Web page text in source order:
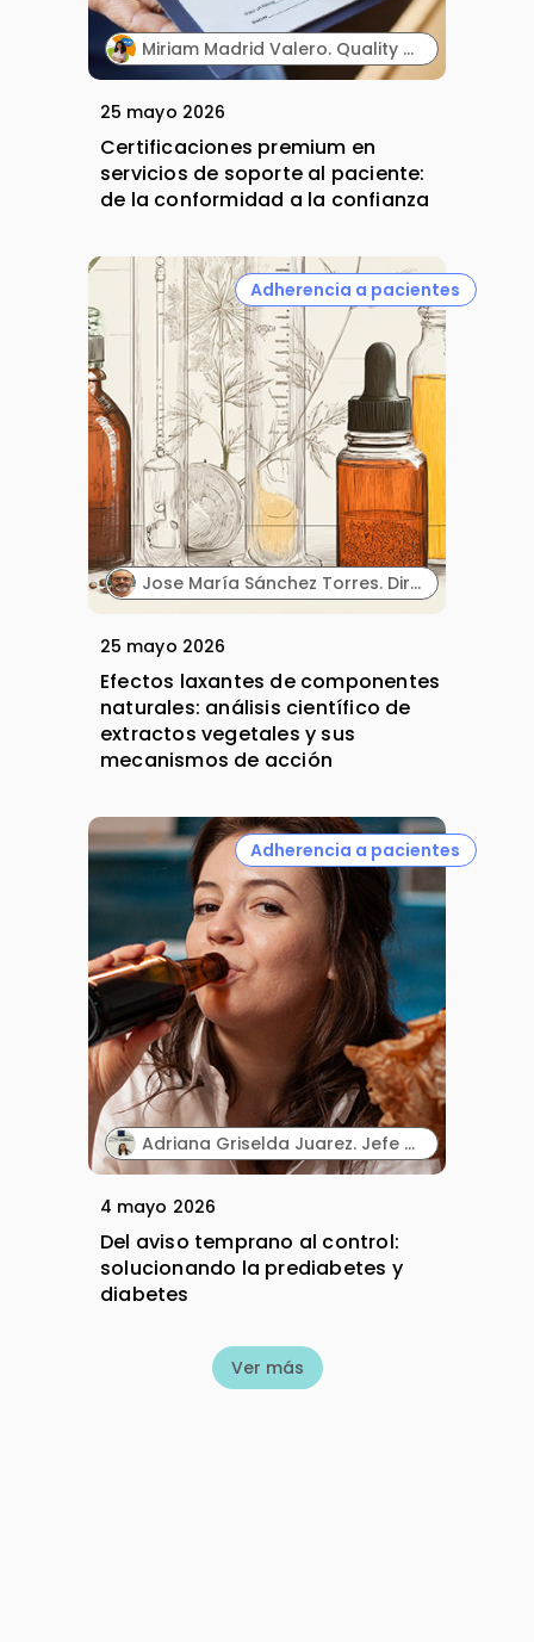
Miriam Madrid Valero. Quality & Compliance Manager. PHD Lifescience.
25 mayo 2026
Certificaciones premium en
servicios de soporte al paciente:
de la conformidad a la confianza
Adherencia a pacientes
Jose María Sánchez Torres. Director Científico. Biowise Pharmaceuticals.
25 mayo 2026
Efectos laxantes de componentes
naturales: análisis científico de
extractos vegetales y sus
mecanismos de acción
Adherencia a pacientes
Adriana Griselda Juarez. Jefe del Centro de Innovación. Pharmachem México.
4 mayo 2026
Del aviso temprano al control:
solucionando la prediabetes y
diabetes
Ver más